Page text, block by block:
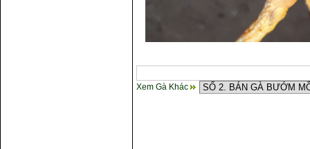
Xem Gà Khác